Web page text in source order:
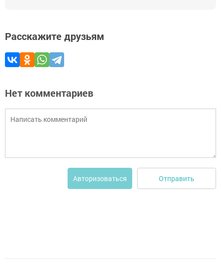
Расскажите друзьям
Нет комментариев
Авторизоваться Отправить